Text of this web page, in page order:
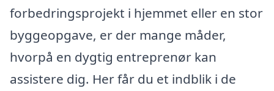
forbedringsprojekt i hjemmet eller en stor
byggeopgave, er der mange måder,
hvorpå en dygtig entreprenør kan
assistere dig. Her får du et indblik i de